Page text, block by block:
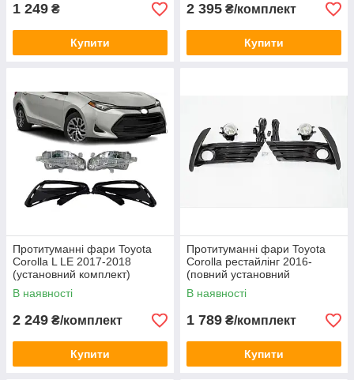
1 249 ₴
Купити
2 395 ₴/комплект
Купити
Протитуманні фари Toyota
Corolla L LE 2017-2018
(установний комплект)
В наявності
2 249 ₴/комплект
Купити
Протитуманні фари Toyota
Corolla рестайлінг 2016-
(повний установний
комплект)
В наявності
1 789 ₴/комплект
Купити